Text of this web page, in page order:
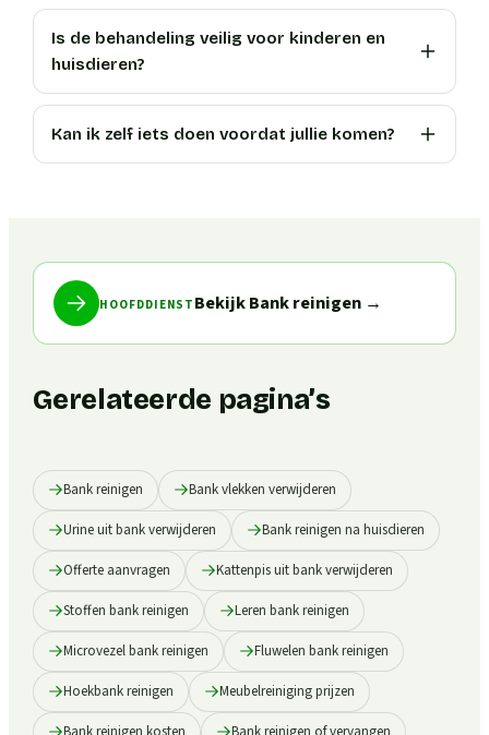
Is de behandeling veilig voor kinderen en
huisdieren?
Kan ik zelf iets doen voordat jullie komen?
HOOFDDIENST Bekijk Bank reinigen →
Gerelateerde pagina’s
Bank reinigen Bank vlekken verwijderen
Urine uit bank verwijderen Bank reinigen na huisdieren
Offerte aanvragen Kattenpis uit bank verwijderen
Stoffen bank reinigen Leren bank reinigen
Microvezel bank reinigen Fluwelen bank reinigen
Hoekbank reinigen Meubelreiniging prijzen